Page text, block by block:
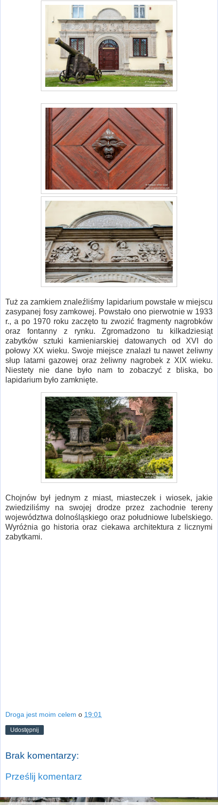
Tuż za zamkiem znaleźliśmy lapidarium powstałe w miejscu
zasypanej fosy zamkowej. Powstało ono pierwotnie w 1933
r., a po 1970 roku zaczęto tu zwozić fragmenty nagrobków
oraz fontanny z rynku. Zgromadzono tu kilkadziesiąt
zabytków sztuki kamieniarskiej datowanych od XVI do
połowy XX wieku. Swoje miejsce znalazł tu nawet żeliwny
słup latarni gazowej oraz żeliwny nagrobek z XIX wieku.
Niestety nie dane było nam to zobaczyć z bliska, bo
lapidarium było zamknięte.
Chojnów był jednym z miast, miasteczek i wiosek, jakie
zwiedziliśmy na swojej drodze przez zachodnie tereny
województwa dolnośląskiego oraz południowe lubelskiego.
Wyróżnia go historia oraz ciekawa architektura z licznymi
zabytkami.
Droga jest moim celem o 19:01
Udostępnij
Brak komentarzy:
Prześlij komentarz